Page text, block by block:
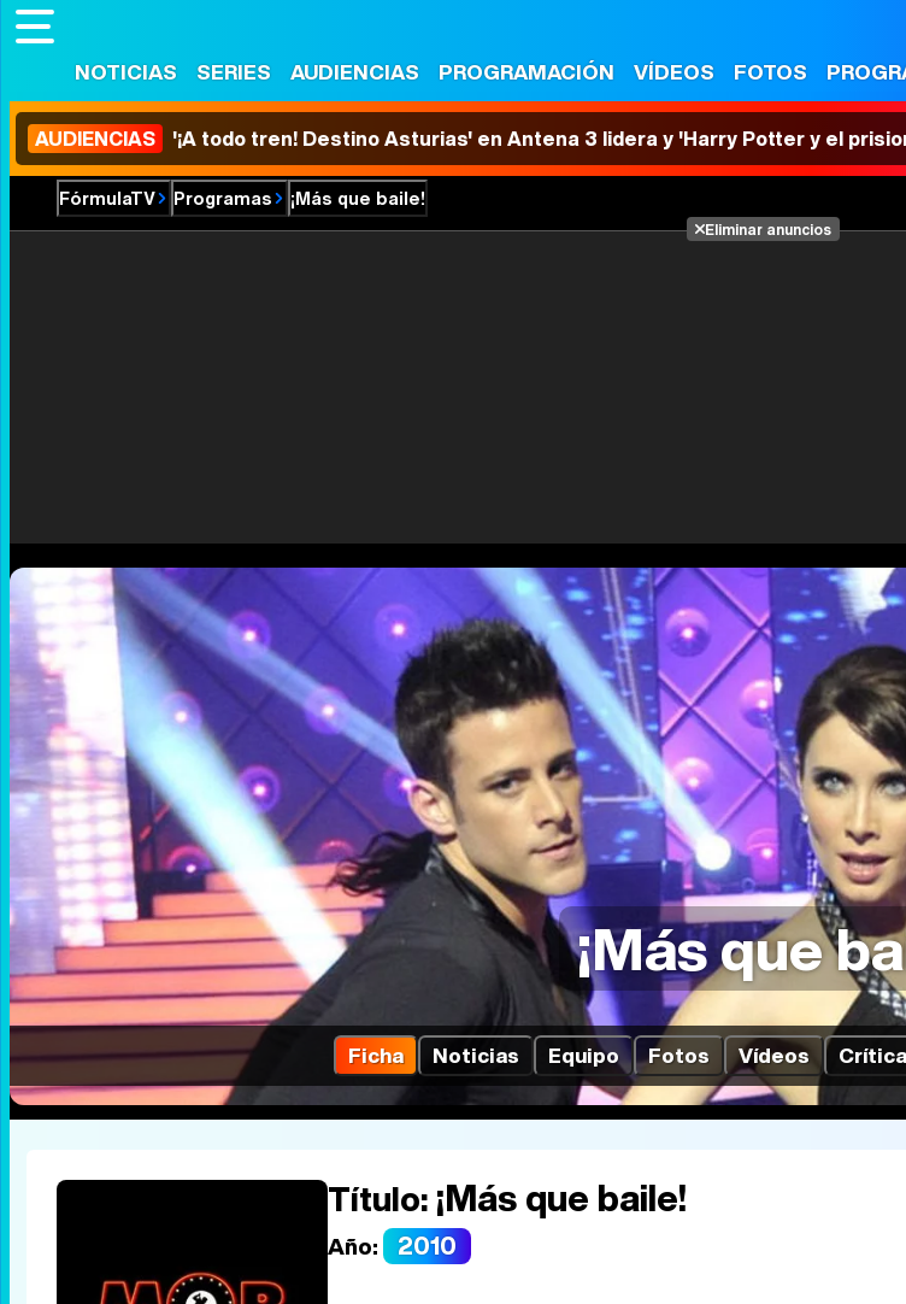
NOTICIAS SERIES AUDIENCIAS PROGRAMACIÓN VÍDEOS FOTOS
AUDIENCIAS '¡A todo tren! Destino Asturias' en Antena 3 lidera y 'Harry Potter y el
FórmulaTV Programas ¡Más que baile!
Eliminar anuncios
¡Más que
Ficha Noticias Equipo Fotos Vídeos
Título:¡Más que baile!
Año: 2010